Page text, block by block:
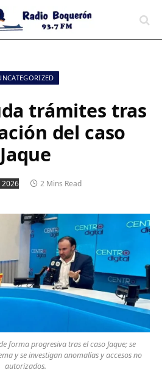
trámites tras
del caso
Jaque
2026 2 Mins Read
forma progresiva tras el caso Jaque; se
y se investigan anomalías y accesos no
autorizados.